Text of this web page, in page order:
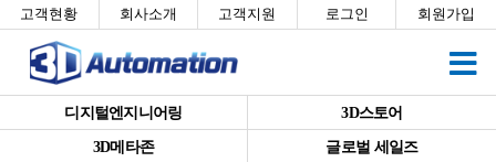
고객현황 회사소개 고객지원 로그인 회원가입
디지털엔지니어링
3D스토어
3D메타존
글로벌 세일즈